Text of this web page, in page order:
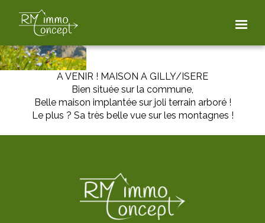
A VENIR ! MAISON A GILLY/ISERE
Bien située sur la commune,
Belle maison implantée sur joli terrain arboré !
Le plus ? Sa très belle vue sur les montagnes !